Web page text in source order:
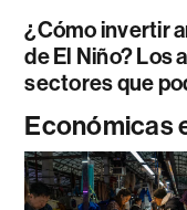
¿Cómo invertir
de El Niño? Los
sectores que
Económicas